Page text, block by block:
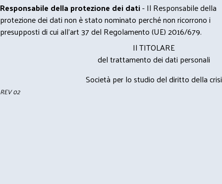
Responsabile della protezione dei dati- Il Responsabile della
protezione dei dati non è stato nominato perché non ricorrono i
presupposti di cui all’art 37 del Regolamento (UE) 2016/679.
Il TITOLARE
del trattamento dei dati personali
Società per lo studio del diritto della crisi
REV 02